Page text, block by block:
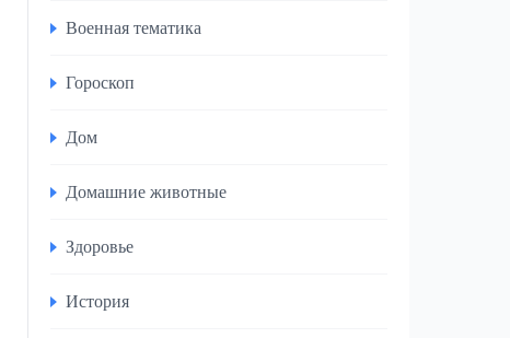
Военная тематика
Гороскоп
Дом
Домашние животные
Здоровье
История